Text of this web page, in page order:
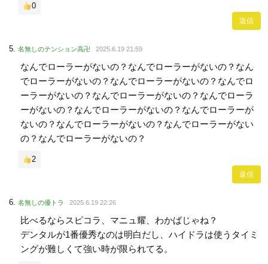
0
返信
名無しのテンション高卍 2025.6.19 21:59
なんでローラーがないの？なんでローラーがないの？なん
でローラーがないの？なんでローラーがないの？なんでロ
ーラーがないの？なんでローラーがないの？なんでローラ
ーがないの？なんでローラーがないの？なんでローラーが
ないの？なんでローラーがないの？なんでローラーがない
の？なんでローラーがないの？
2
返信
名無しの優トラ 2025.6.19 22:26
比べるならスピコラ、マニュ耀、わかばじゃね？
デンタルが1番優秀なのは明白だし、ハイドラは使うタイミ
ングが難しくて強い時が限られてる。